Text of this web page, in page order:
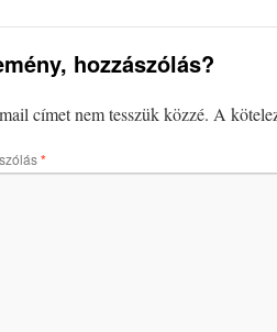
hozzászólás?
címet nem tesszük közzé. A
*